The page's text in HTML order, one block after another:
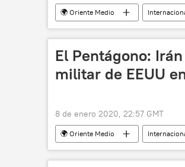
🌍 Oriente Medio
musulmanes
islam
El Pentágono:
militar de EEUU
8 de enero 2020, 22:57 GMT
🌍 Oriente Medio
Irán
El asesinato del general